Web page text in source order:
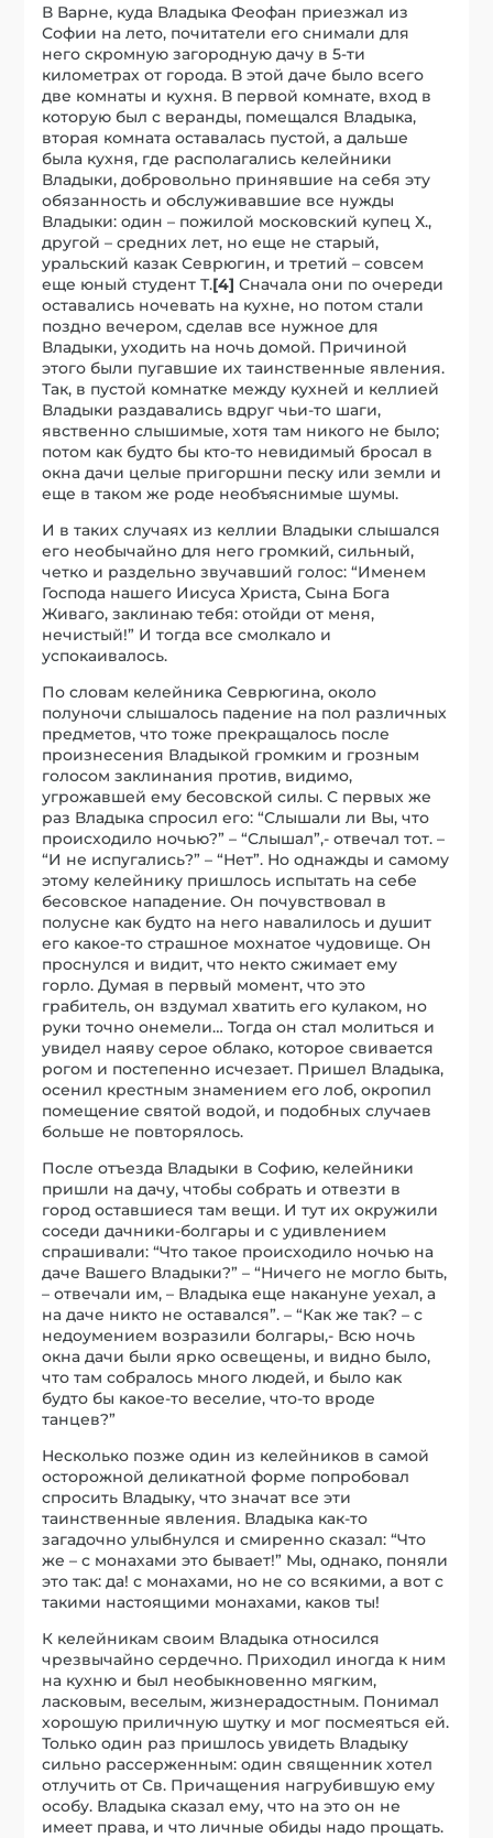
В Варне, куда Владыка Феофан приезжал из
Софии на лето, почитатели его снимали для
него скромную загородную дачу в 5-ти
километрах от города. В этой даче было всего
две комнаты и кухня. В первой комнате, вход в
которую был с веранды, помещался Владыка,
вторая комната оставалась пустой, а дальше
была кухня, где располагались келейники
Владыки, добровольно принявшие на себя эту
обязанность и обслуживавшие все нужды
Владыки: один – пожилой московский купец Х.,
другой – средних лет, но еще не старый,
уральский казак Севрюгин, и третий – совсем
еще юный студент Т.[4] Сначала они по очереди
оставались ночевать на кухне, но потом стали
поздно вечером, сделав все нужное для
Владыки, уходить на ночь домой. Причиной
этого были пугавшие их таинственные явления.
Так, в пустой комнатке между кухней и келлией
Владыки раздавались вдруг чьи-то шаги,
явственно слышимые, хотя там никого не было;
потом как будто бы кто-то невидимый бросал в
окна дачи целые пригоршни песку или земли и
еще в таком же роде необъяснимые шумы.
И в таких случаях из келлии Владыки слышался
его необычайно для него громкий, сильный,
четко и раздельно звучавший голос: “Именем
Господа нашего Иисуса Христа, Сына Бога
Живаго, заклинаю тебя: отойди от меня,
нечистый!” И тогда все смолкало и
успокаивалось.
По словам келейника Севрюгина, около
полуночи слышалось падение на пол различных
предметов, что тоже прекращалось после
произнесения Владыкой громким и грозным
голосом заклинания против, видимо,
угрожавшей ему бесовской силы. С первых же
раз Владыка спросил его: “Слышали ли Вы, что
происходило ночью?” – “Слышал”,- отвечал тот. –
“И не испугались?” – “Нет”. Но однажды и самому
этому келейнику пришлось испытать на себе
бесовское нападение. Он почувствовал в
полусне как будто на него навалилось и душит
его какое-то страшное мохнатое чудовище. Он
проснулся и видит, что некто сжимает ему
горло. Думая в первый момент, что это
грабитель, он вздумал хватить его кулаком, но
руки точно онемели… Тогда он стал молиться и
увидел наяву серое облако, которое свивается
рогом и постепенно исчезает. Пришел Владыка,
осенил крестным знамением его лоб, окропил
помещение святой водой, и подобных случаев
больше не повторялось.
После отъезда Владыки в Софию, келейники
пришли на дачу, чтобы собрать и отвезти в
город оставшиеся там вещи. И тут их окружили
соседи дачники-болгары и с удивлением
спрашивали: “Что такое происходило ночью на
даче Вашего Владыки?” – “Ничего не могло быть,
– отвечали им, – Владыка еще накануне уехал, а
на даче никто не оставался”. – “Как же так? – с
недоумением возразили болгары,- Всю ночь
окна дачи были ярко освещены, и видно было,
что там собралось много людей, и было как
будто бы какое-то веселие, что-то вроде
танцев?”
Несколько позже один из келейников в самой
осторожной деликатной форме попробовал
спросить Владыку, что значат все эти
таинственные явления. Владыка как-то
загадочно улыбнулся и смиренно сказал: “Что
же – с монахами это бывает!” Мы, однако, поняли
это так: да! с монахами, но не со всякими, а вот с
такими настоящими монахами, каков ты!
К келейникам своим Владыка относился
чрезвычайно сердечно. Приходил иногда к ним
на кухню и был необыкновенно мягким,
ласковым, веселым, жизнерадостным. Понимал
хорошую приличную шутку и мог посмеяться ей.
Только один раз пришлось увидеть Владыку
сильно рассерженным: один священник хотел
отлучить от Св. Причащения нагрубившую ему
особу. Владыка сказал ему, что на это он не
имеет права, и что личные обиды надо прощать.